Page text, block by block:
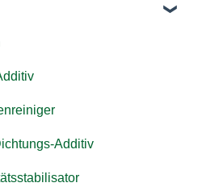
& co.
Additiv